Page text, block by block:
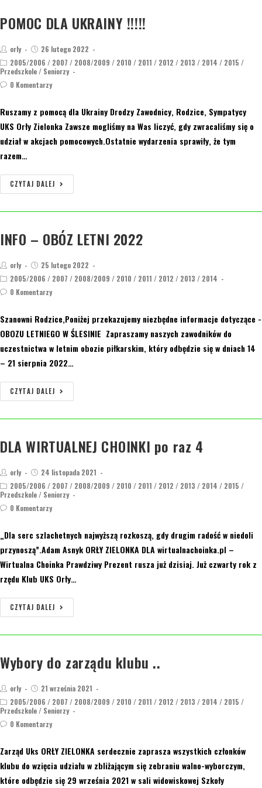
POMOC DLA UKRAINY !!!!!
orly
26 lutego 2022
2005/2006 / 2007 / 2008/2009 / 2010 / 2011 / 2012 / 2013 / 2014 / 2015 /
Przedszkole / Seniorzy
0 Komentarzy
Ruszamy z pomocą dla Ukrainy Drodzy Zawodnicy, Rodzice, Sympatycy
UKS Orły Zielonka Zawsze mogliśmy na Was liczyć, gdy zwracaliśmy się o
udział w akcjach pomocowych.Ostatnie wydarzenia sprawiły, że tym
razem…
CZYTAJ DALEJ
INFO – OBÓZ LETNI 2022
orly
25 lutego 2022
2005/2006 / 2007 / 2008/2009 / 2010 / 2011 / 2012 / 2013 / 2014
0 Komentarzy
Szanowni Rodzice,Poniżej przekazujemy niezbędne informacje dotyczące -
OBOZU LETNIEGO W ŚLESINIE Zapraszamy naszych zawodników do
uczestnictwa w letnim obozie piłkarskim, który odbędzie się w dniach 14
– 21 sierpnia 2022…
CZYTAJ DALEJ
DLA WIRTUALNEJ CHOINKI po raz 4
orly
24 listopada 2021
2005/2006 / 2007 / 2008/2009 / 2010 / 2011 / 2012 / 2013 / 2014 / 2015 /
Przedszkole / Seniorzy
0 Komentarzy
„Dla serc szlachetnych najwyższą rozkoszą, gdy drugim radość w niedoli
przynoszą”.Adam Asnyk ORŁY ZIELONKA DLA wirtualnachoinka.pl –
Wirtualna Choinka Prawdziwy Prezent rusza już dzisiaj. Już czwarty rok z
rzędu Klub UKS Orły…
CZYTAJ DALEJ
Wybory do zarządu klubu ..
orly
21 września 2021
2005/2006 / 2007 / 2008/2009 / 2010 / 2011 / 2012 / 2013 / 2014 / 2015 /
Przedszkole / Seniorzy
0 Komentarzy
Zarząd Uks ORŁY ZIELONKA serdecznie zaprasza wszystkich członków
klubu do wzięcia udziału w zbliżającym się zebraniu walno-wyborczym,
które odbędzie się 29 września 2021 w sali widowiskowej Szkoły